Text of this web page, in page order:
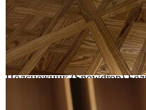
ПОЛЫ, ПОКРЫТЫЕ
Читать полностью
12.01.2026
Все новости о Coswick
Паркет елка COSWICK
Подснежник (Snowdrop)
Масло шелковое
паркет 1151-1593-10